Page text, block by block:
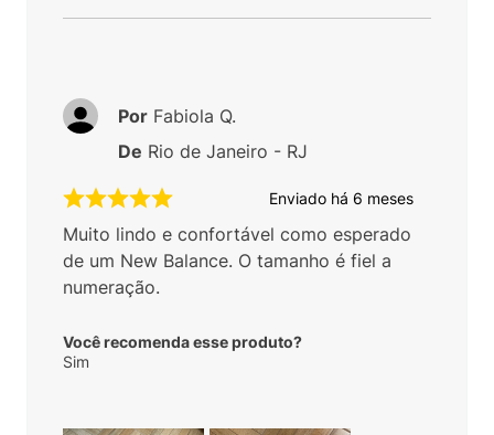
Enviado há 6 meses
Muito lindo e confortável como esperado
de um New Balance. O tamanho é fiel a
numeração.
Você recomenda esse produto?
Sim
Por Fabiola Q.
De Rio de Janeiro - RJ